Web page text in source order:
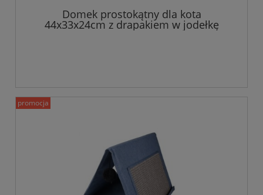
Domek prostokątny dla kota
44x33x24cm z drapakiem w jodełkę
promocja